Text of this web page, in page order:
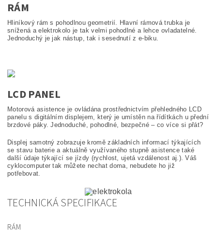
RÁM
Hliníkový rám s pohodlnou geometrií. Hlavní rámová trubka je
snížená a elektrokolo je tak velmi pohodlné a lehce ovladatelné.
Jednoduchý je jak nástup, tak i sesednutí z e-biku.
LCD PANEL
Motorová asistence je ovládána prostřednictvím přehledného LCD
panelu s digitálním displejem, který je umístěn na řídítkách u přední
brzdové páky. Jednoduché, pohodlné, bezpečné – co více si přát?
Displej samotný zobrazuje kromě základních informací týkajících
se stavu baterie a aktuálně využívaného stupně asistence také
další údaje týkající se jízdy (rychlost, ujetá vzdálenost aj.). Váš
cyklocomputer tak můžete nechat doma, nebudete ho již
potřebovat.
TECHNICKÁ SPECIFIKACE
RÁM